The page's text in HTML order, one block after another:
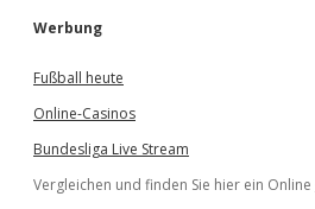
Werbung
Fußball heute
Online-Casinos
Bundesliga Live Stream
Vergleichen und finden Sie hier ein Online